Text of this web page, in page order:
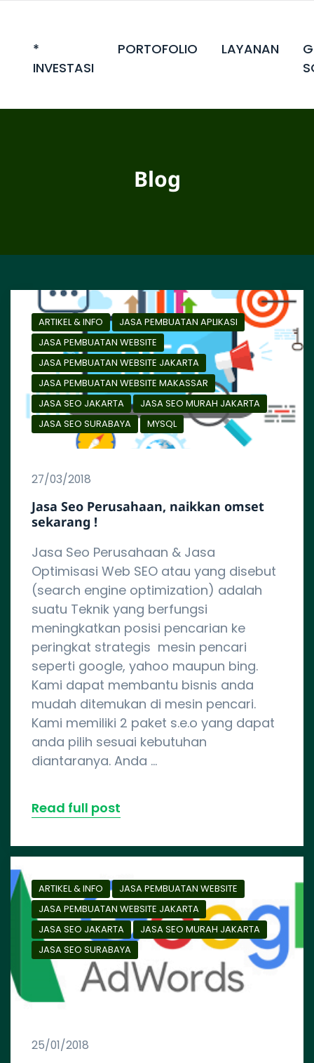
*
INVESTASI
PORTOFOLIO LAYANAN
Blog
ARTIKEL & INFO
JASA PEMBUATAN APLIKASI
JASA PEMBUATAN WEBSITE
JASA PEMBUATAN WEBSITE JAKARTA
JASA PEMBUATAN WEBSITE MAKASSAR
JASA SEO JAKARTA
JASA SEO MURAH JAKARTA
JASA SEO SURABAYA
MYSQL
27/03/2018
Jasa Seo Perusahaan, naikkan omset
sekarang !
Jasa Seo Perusahaan & Jasa
Optimisasi Web SEO atau yang disebut
(search engine optimization) adalah
suatu Teknik yang berfungsi
meningkatkan posisi pencarian ke
peringkat strategis mesin pencari
seperti google, yahoo maupun bing.
Kami dapat membantu bisnis anda
mudah ditemukan di mesin pencari.
Kami memiliki 2 paket s.e.o yang dapat
anda pilih sesuai kebutuhan
diantaranya. Anda …
Read full post
ARTIKEL & INFO
JASA PEMBUATAN WEBSITE
JASA PEMBUATAN WEBSITE JAKARTA
JASA SEO JAKARTA
JASA SEO MURAH JAKARTA
JASA SEO SURABAYA
25/01/2018